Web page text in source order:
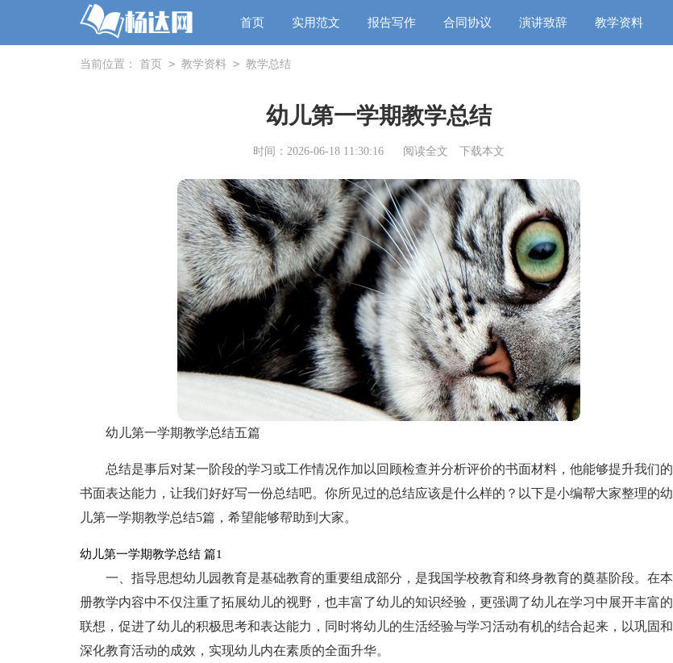
首页 实用范文 报告写作 合同协议 演讲致辞 教学资料
当前位置： 首页 > 教学资料 > 教学总结
幼儿第一学期教学总结
时间：2026-06-18 11:30:16 阅读全文 下载本文
幼儿第一学期教学总结五篇
总结是事后对某一阶段的学习或工作情况作加以回顾检查并分析评价的书面材料，他能够提升我们的
书面表达能力，让我们好好写一份总结吧。你所见过的总结应该是什么样的？以下是小编帮大家整理的幼
儿第一学期教学总结5篇，希望能够帮助到大家。
幼儿第一学期教学总结 篇1
一、指导思想幼儿园教育是基础教育的重要组成部分，是我国学校教育和终身教育的奠基阶段。在本
册教学内容中不仅注重了拓展幼儿的视野，也丰富了幼儿的知识经验，更强调了幼儿在学习中展开丰富的
联想，促进了幼儿的积极思考和表达能力，同时将幼儿的生活经验与学习活动有机的结合起来，以巩固和
深化教育活动的成效，实现幼儿内在素质的全面升华。